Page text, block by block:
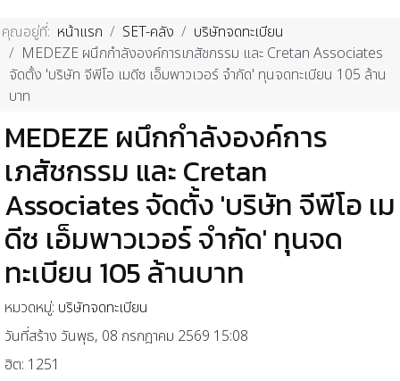
คุณอยู่ที่: หน้าแรก SET-คลัง
บริษัทจดทะเบียน
MEDEZE ผนึกกำลังองค์การเภสัชกรรม และ Cretan Associates
จัดตั้ง 'บริษัท จีพีโอ เมดีซ เอ็มพาวเวอร์ จำกัด' ทุนจดทะเบียน 105 ล้าน
บาท
MEDEZE ผนึกกำลังองค์การ
เภสัชกรรม และ Cretan
Associates จัดตั้ง 'บริษัท จีพีโอ เม
ดีซ เอ็มพาวเวอร์ จำกัด' ทุนจด
ทะเบียน 105 ล้านบาท
หมวดหมู่: บริษัทจดทะเบียน
วันที่สร้าง วันพุธ, 08 กรกฎาคม 2569 15:08
ฮิต: 1251